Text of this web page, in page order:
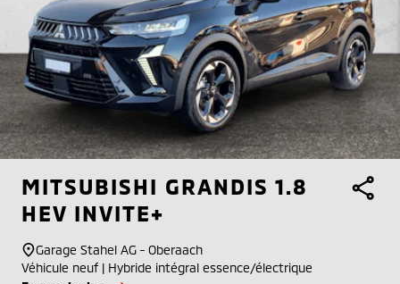
MITSUBISHI GRANDIS 1.8
HEV INVITE+
Garage Stahel AG - Oberaach
Véhicule neuf | Hybride intégral essence/électrique